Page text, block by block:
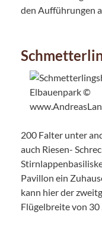
den Aufführungen
200 Falter unter
auch Riesen-
Pavillon ein
kann hier der
Flügelbreite von